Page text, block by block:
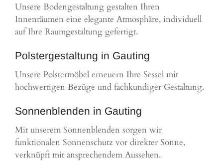
Unsere Bodengestaltung gestalten Ihren
Innenräumen eine elegante Atmosphäre, individuell
auf Ihre Raumgestaltung gefertigt.
Polstergestaltung in Gauting
Unsere Polstermöbel erneuern Ihre Sessel mit
hochwertigen Bezüge und fachkundiger Gestaltung.
Sonnenblenden in Gauting
Mit unserem Sonnenblenden sorgen wir
funktionalen Sonnenschutz vor direkter Sonne,
verknüpft mit ansprechendem Aussehen.